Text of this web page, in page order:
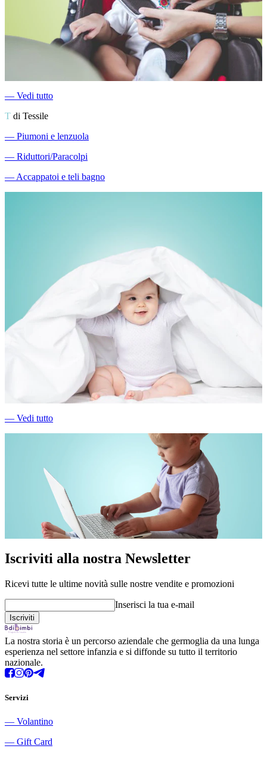
― Vedi tutto
T di Tessile
― Piumoni e lenzuola
― Riduttori/Paracolpi
―Accappatoi e teli bagno
― Vedi tutto
Iscriviti alla nostra Newsletter
Ricevi tutte le ultime novità sulle nostre vendite e promozioni
Inserisci la tua e-mail
La nostra storia è un percorso aziendale che germoglia da una lunga
esperienza nel settore infanzia e si diffonde su tutto il territorio
nazionale.
Servizi
― Volantino
― Gift Card